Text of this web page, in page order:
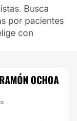
Busca
por pacientes
con
OCHOA